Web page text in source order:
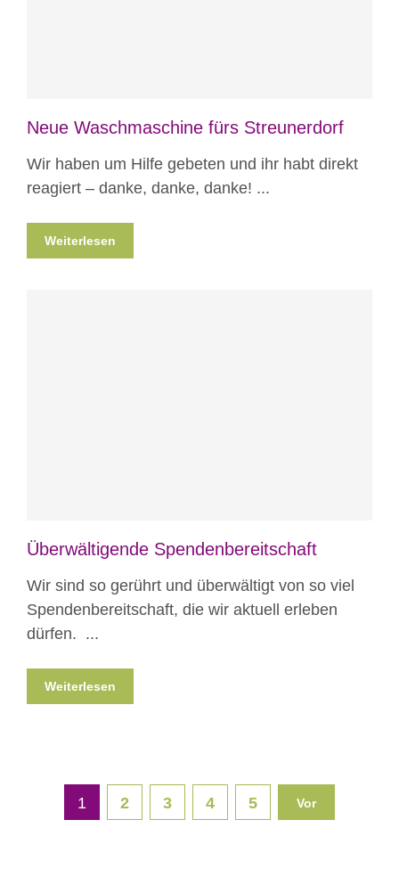
Neue Waschmaschine fürs Streunerdorf
Wir haben um Hilfe gebeten und ihr habt direkt
reagiert – danke, danke, danke! ...
Weiterlesen
Überwältigende Spendenbereitschaft
Wir sind so gerührt und überwältigt von so viel
Spendenbereitschaft, die wir aktuell erleben
dürfen. ...
Weiterlesen
1 2 3 4 5 Vor